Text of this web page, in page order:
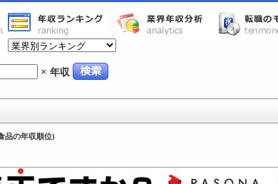
× 年収
品の年収順位)